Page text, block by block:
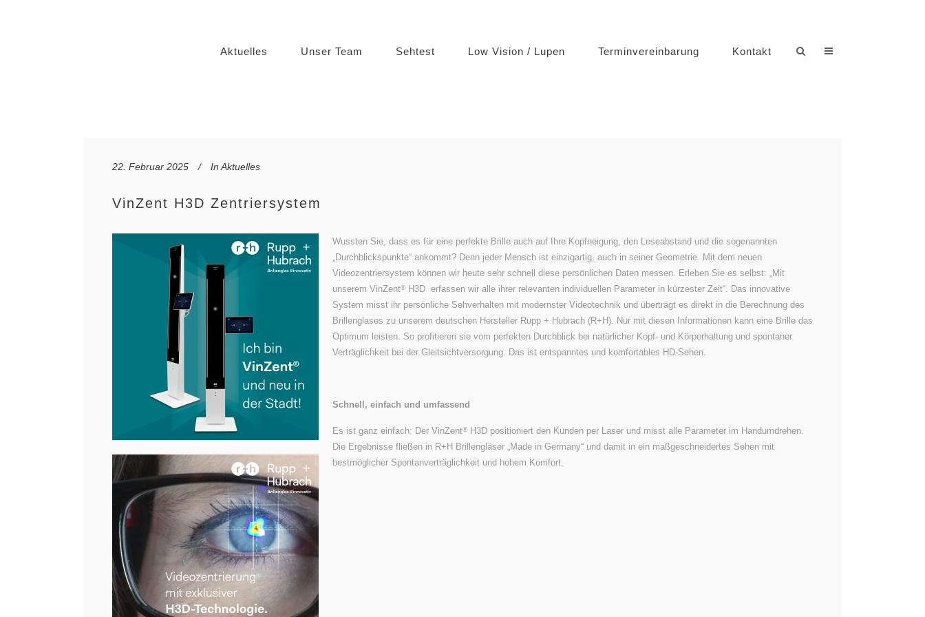
Aktuelles Unser Team Sehtest Low Vision / Lupen Terminvereinbarung Kontakt
22. Februar 2025 In Aktuelles
VinZent H3D Zentriersystem
Wussten Sie, dass es für eine perfekte Brille auch auf Ihre Kopfneigung, den Leseabstand und die sogenannten
„Durchblickspunkte“ ankommt? Denn jeder Mensch ist einzigartig, auch in seiner Geometrie. Mit dem neuen
Videozentriersystem können wir heute sehr schnell diese persönlichen Daten messen. Erleben Sie es selbst: „Mit
unserem VinZent® H3D erfassen wir alle ihrer relevanten individuellen Parameter in kürzester Zeit“. Das innovative
System misst ihr persönliche Sehverhalten mit modernster Videotechnik und überträgt es direkt in die Berechnung des
Brillenglases zu unserem deutschen Hersteller Rupp + Hubrach (R+H). Nur mit diesen Informationen kann eine Brille das
Optimum leisten. So profitieren sie vom perfekten Durchblick bei natürlicher Kopf- und Körperhaltung und spontaner
Verträglichkeit bei der Gleitsichtversorgung. Das ist entspanntes und komfortables HD-Sehen.
Schnell, einfach und umfassend
Es ist ganz einfach: Der VinZent® H3D positioniert den Kunden per Laser und misst alle Parameter im Handumdrehen.
Die Ergebnisse fließen in R+H Brillengläser „Made in Germany“ und damit in ein maßgeschneidertes Sehen mit
bestmöglicher Spontanverträglichkeit und hohem Komfort.
Optik R Rambach + Reintjes
Hoffmannallee 4
47533 Kleve
Tel.: 02821-77660
Fax.: 02821-776622
E-Mail: info@optik-r.com
Öffnungszeiten
Menü
360° Rundgang
Terminvereinbarung
Kontakt
Newsletter
Impressum
Haftungsausschluss